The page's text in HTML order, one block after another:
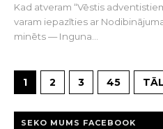
Kad atveram “Vēstis
varam iepazīties ar
minēts — Inguna...
1 2 3 45
SEKO MUMS FACEBOOK